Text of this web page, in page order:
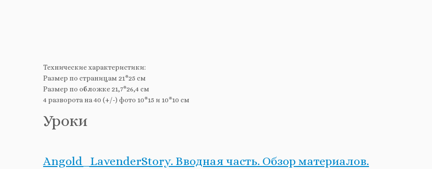
Технические характеристики:
Размер по страницам 21*25 см
Размер по обложке 21,7*26,4 см
4 разворота на 40 (+/-) фото 10*15 и 10*10 см
Уроки
Angold_LavenderStory. Вводная часть. Обзор материалов.